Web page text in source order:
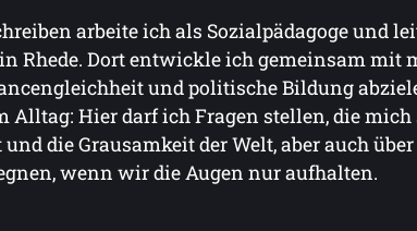
arbeite ich als Sozialpädagoge und
Rhede. Dort entwickle ich gemeinsam mit
und politische Bildung
Alltag: Hier darf ich Fragen stellen, die
die Grausamkeit der Welt, aber auch
wenn wir die Augen nur aufhalten.